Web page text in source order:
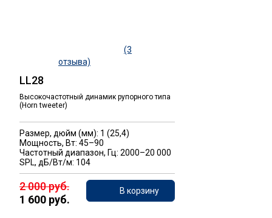
(3
отзыва)
LL28
Высокочастотный динамик рупорного типа
(Horn tweeter)
Размер, дюйм (мм): 1 (25,4)
Мощность, Вт: 45–90
Частотный диапазон, Гц: 2000–20 000
SPL, дБ/Вт/м: 104
2 000 руб.
1 600 руб.
В корзину